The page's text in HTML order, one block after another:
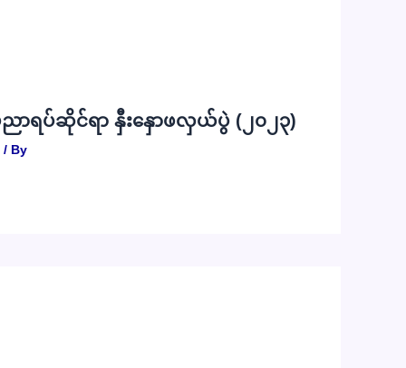
ပညာရပ်ဆိုင်ရာ နှီးနှောဖလှယ်ပွဲ (၂၀၂၃)
/ By